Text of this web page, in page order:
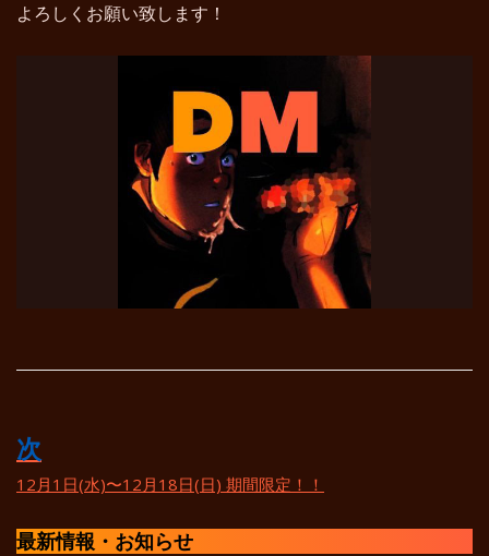
よろしくお願い致します！
稿
ナ
ビ
次
12月1日(水)〜12月18日(日) 期間限定！！
最新情報・お知らせ